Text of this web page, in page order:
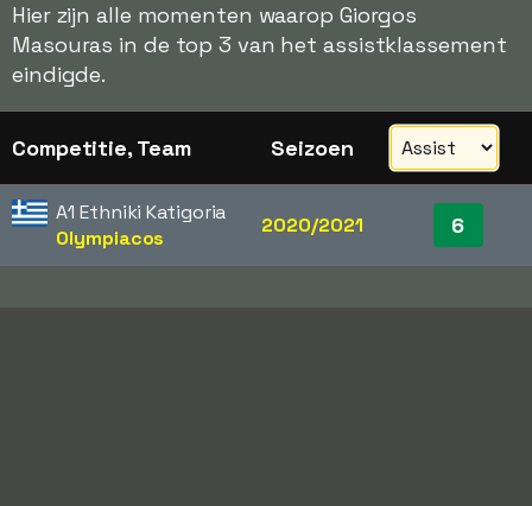
Hier zijn alle momenten waarop Giorgos
Masouras in de top 3 van het assistklassement
eindigde.
Competitie, Team Seizoen
A1 Ethniki Katigoria
Olympiacos
2020/2021 6